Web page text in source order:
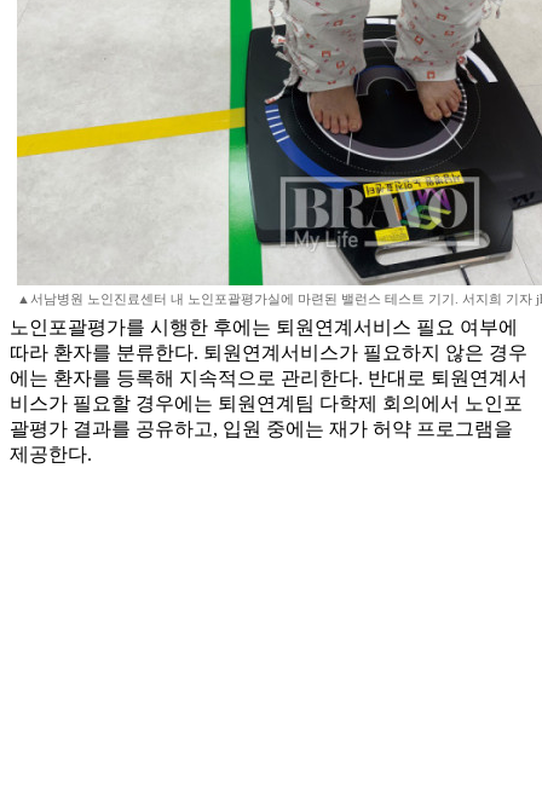
▲서남병원 노인진료센터 내 노인포괄평가실에 마련된 밸런스 테스트 기기. 서지희 기자
노인포괄평가를 시행한 후에는 퇴원연계서비스 필요 여부에
따라 환자를 분류한다. 퇴원연계서비스가 필요하지 않은 경우
에는 환자를 등록해 지속적으로 관리한다. 반대로 퇴원연계서
비스가 필요할 경우에는 퇴원연계팀 다학제 회의에서 노인포
괄평가 결과를 공유하고, 입원 중에는 재가 허약 프로그램을
제공한다.